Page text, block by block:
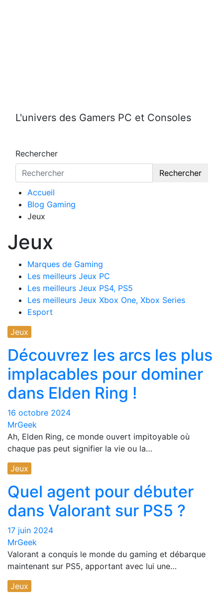
L'univers des Gamers PC et Consoles
Rechercher
Rechercher
Accueil
Blog Gaming
Jeux
Jeux
Marques de Gaming
Les meilleurs Jeux PC
Les meilleurs Jeux PS4, PS5
Les meilleurs Jeux Xbox One, Xbox Series
Esport
Jeux
Découvrez les arcs les plus
implacables pour dominer
dans Elden Ring !
16 octobre 2024
MrGeek
Ah, Elden Ring, ce monde ouvert impitoyable où
chaque pas peut signifier la vie ou la…
Jeux
Quel agent pour débuter
dans Valorant sur PS5 ?
17 juin 2024
MrGeek
Valorant a conquis le monde du gaming et débarque
maintenant sur PS5, apportant avec lui une…
Jeux